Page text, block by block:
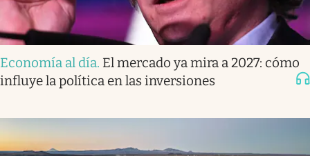
Economía al día. El mercado ya mira a 2027: cómo
influye la política en las inversiones